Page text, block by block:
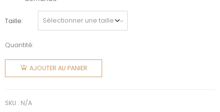
Taille
Quantité:
quantité
Toréador
AJOUTER AU PANIER
SKU : N/A